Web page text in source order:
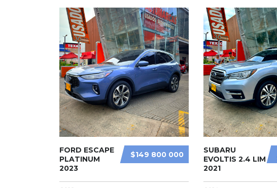
$149 800 000
FORD ESCAPE
PLATINUM
2023
SUBARU
EVOLTIS 2.4 LIM
2021